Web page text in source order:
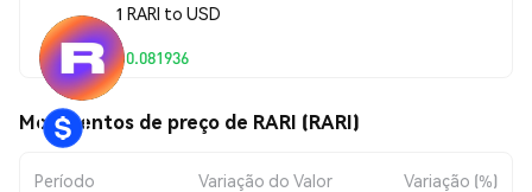
1 RARI to USD
$0.081936
Movimentos de preço de RARI (RARI)
Período Variação do Valor Variação (%)